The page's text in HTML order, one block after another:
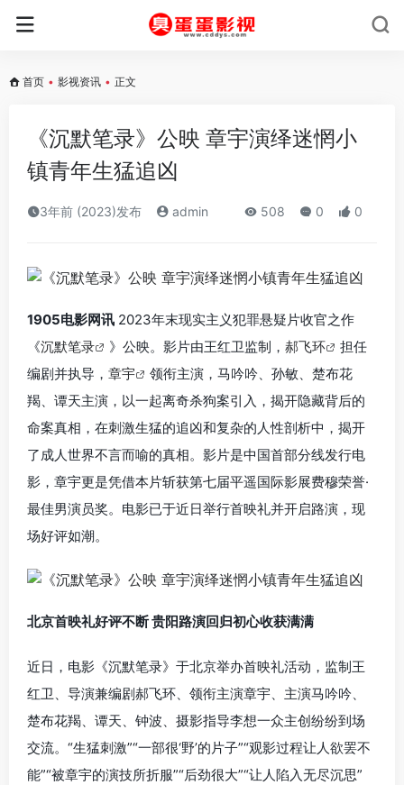
首页 • 影视资讯 • 正文
《沉默笔录》公映 章宇演绎迷惘小
镇青年生猛追凶
3年前 (2023)发布 admin 508 0 0
1905电影网讯 2023年末现实主义犯罪悬疑片收官之作
《沉默笔录 》公映。影片由王红卫监制， 郝飞环
担任
编剧并执导， 章宇
领衔主演，马吟吟、孙敏、楚布花
羯、谭天主演，以一起离奇杀狗案引入，揭开隐藏背后的
命案真相，在刺激生猛的追凶和复杂的人性剖析中，揭开
了成人世界不言而喻的真相。影片是中国首部分线发行电
影，章宇更是凭借本片斩获第七届平遥国际影展费穆荣誉·
最佳男演员奖。电影已于近日举行首映礼并开启路演，现
场好评如潮。
北京首映礼好评不断 贵阳路演回归初心收获满满
近日，电影《沉默笔录》于北京举办首映礼活动，监制王
红卫、导演兼编剧郝飞环、领衔主演章宇、主演马吟吟、
楚布花羯、谭天、钟波、摄影指导李想一众主创纷纷到场
交流。“生猛刺激”“一部很‘野’的片子”“观影过程让人欲罢不
能”“被章宇的演技所折服”“后劲很大”“让人陷入无尽沉思”